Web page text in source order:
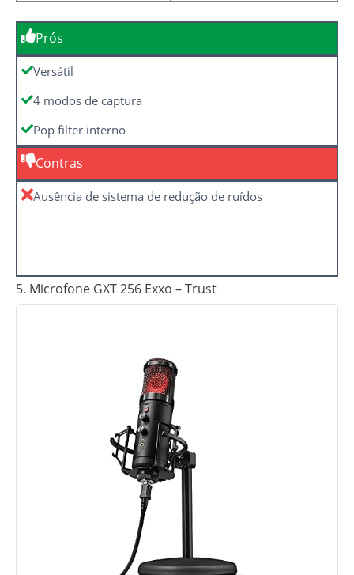
Prós
Versátil
4 modos de captura
Pop filter interno
Contras
Ausência de sistema de redução de ruídos
5. Microfone GXT 256 Exxo – Trust